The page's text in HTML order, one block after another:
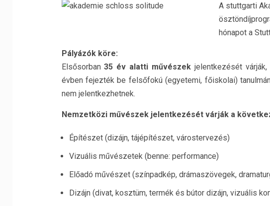
A stuttgarti
hónapot a
Pályázók köre:
Elsősorban35 év alatti művészekjelentkezését
évben fejezték be felsőfokú (egyetemi, főiskolai)
nem jelentkezhetnek.
Nemzetközi művészek jelentkezését várják a
Építészet (dizájn, tájépítészet, várostervezés)
Vizuális művészetek (benne: performance)
Előadó művészet (színpadkép, drámaszövegek,
Dizájn (divat, kosztüm, termék és bútor dizájn, vizuális